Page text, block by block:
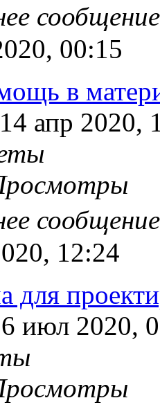
00:15
в
14 апр 2020,
12:24
для
июл 2020,